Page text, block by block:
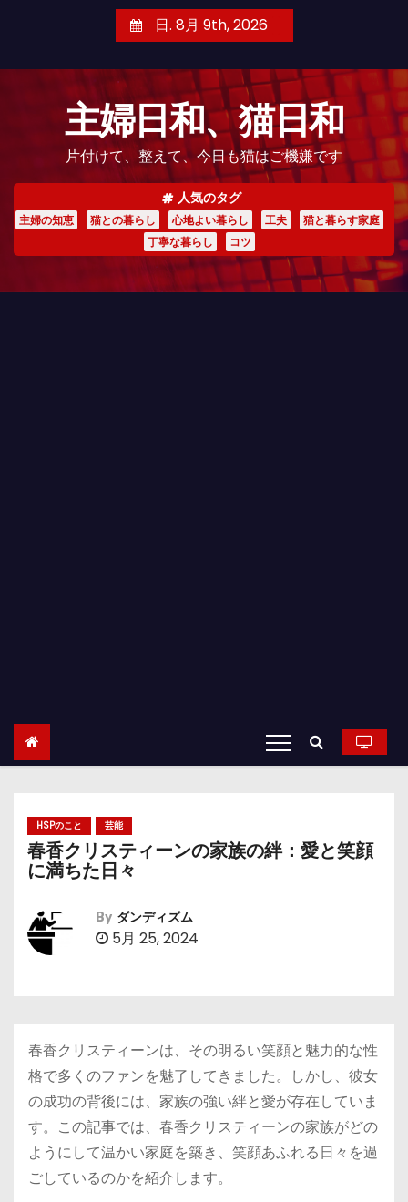
日. 8月 9th, 2026
主婦日和、猫日和
片付けて、整えて、今日も猫はご機嫌です
人気のタグ
主婦の知恵 猫との暮らし 心地よい暮らし 工夫
猫と暮らす家庭
丁寧な暮らし
コツ
HSPのこと 芸能
春香クリスティーンの家族の絆：愛と笑顔
に満ちた日々
By ダンディズム
5月 25, 2024
春香クリスティーンは、その明るい笑顔と魅力的な性
格で多くのファンを魅了してきました。しかし、彼女
の成功の背後には、家族の強い絆と愛が存在していま
す。この記事では、春香クリスティーンの家族がどの
ようにして温かい家庭を築き、笑顔あふれる日々を過
ごしているのかを紹介します。